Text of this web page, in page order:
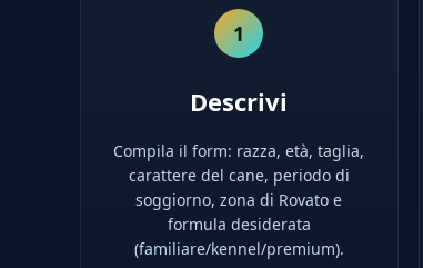
1
Descrivi
Compila il form: razza, età, taglia,
carattere del cane, periodo di
soggiorno, zona di Rovato e
formula desiderata
(familiare/kennel/premium).